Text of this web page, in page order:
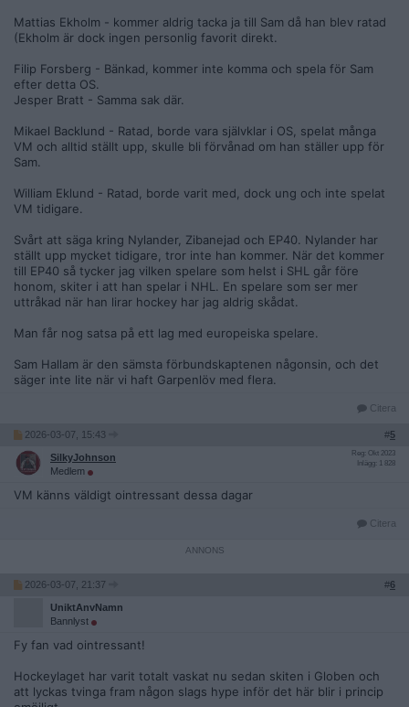
Mattias Ekholm - kommer aldrig tacka ja till Sam då han blev ratad
(Ekholm är dock ingen personlig favorit direkt.
Filip Forsberg - Bänkad, kommer inte komma och spela för Sam
efter detta OS.
Jesper Bratt - Samma sak där.
Mikael Backlund - Ratad, borde vara självklar i OS, spelat många
VM och alltid ställt upp, skulle bli förvånad om han ställer upp för
Sam.
William Eklund - Ratad, borde varit med, dock ung och inte spelat
VM tidigare.
Svårt att säga kring Nylander, Zibanejad och EP40. Nylander har
ställt upp mycket tidigare, tror inte han kommer. När det kommer
till EP40 så tycker jag vilken spelare som helst i SHL går före
honom, skiter i att han spelar i NHL. En spelare som ser mer
uttråkad när han lirar hockey har jag aldrig skådat.
Man får nog satsa på ett lag med europeiska spelare.
Sam Hallam är den sämsta förbundskaptenen någonsin, och det
säger inte lite när vi haft Garpenlöv med flera.
Citera
2026-03-07, 15:43 #5
SilkyJohnson
Medlem
Reg: Okt 2023
Inlägg: 1 828
VM känns väldigt ointressant dessa dagar
Citera
2026-03-07, 21:37 #6
UniktAnvNamn
Bannlyst
Fy fan vad ointressant!
Hockeylaget har varit totalt vaskat nu sedan skiten i Globen och
att lyckas tvinga fram någon slags hype inför det här blir i princip